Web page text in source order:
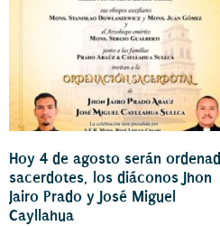
Hoy 4 de agosto serán
sacerdotes, los diáconos Jhon
Jairo Prado y José Miguel
Cayllahua